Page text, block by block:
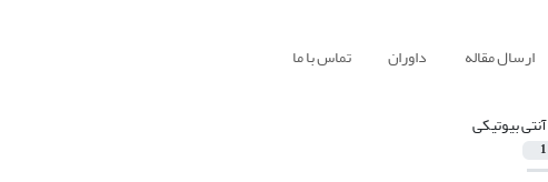
ارسال مقاله داوران تماس با ما
آنتی بیوتیکی
1